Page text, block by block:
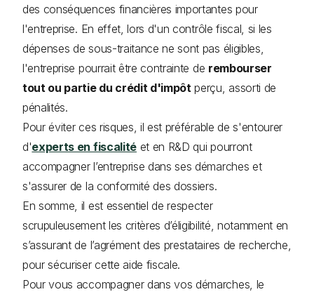
des conséquences financières importantes pour
l'entreprise. En effet, lors d'un contrôle fiscal, si les
dépenses de sous-traitance ne sont pas éligibles,
l'entreprise pourrait être contrainte de rembourser
tout ou partie du crédit d'impôt perçu, assorti de
pénalités.
Pour éviter ces risques, il est préférable de s'entourer
d'experts en fiscalitéet en R&D qui pourront
accompagner l’entreprise dans ses démarches et
s'assurer de la conformité des dossiers.
En somme, il est essentiel de respecter
scrupuleusement les critères d’éligibilité, notamment en
s’assurant de l’agrément des prestataires de recherche,
pour sécuriser cette aide fiscale.
Pour vous accompagner dans vos démarches, le